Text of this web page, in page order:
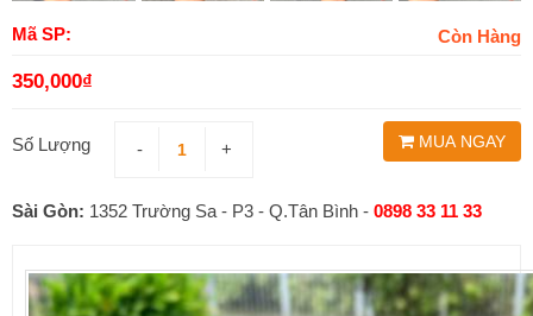
Mã SP: Còn Hàng
350,000₫
Số Lượng - + MUA NGAY
Sài Gòn: 1352 Trường Sa - P3 - Q.Tân Bình - 0898 33 11 33